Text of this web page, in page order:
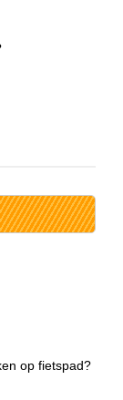
op fietspad?